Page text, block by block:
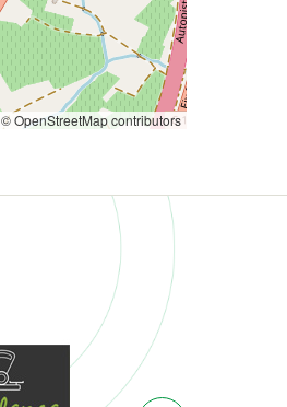
© OpenStreetMap contributors